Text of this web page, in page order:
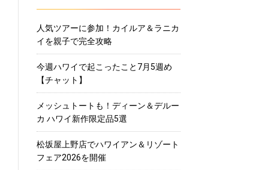
人気ツアーに参加！カイルア＆ラニカ
イを親子で完全攻略
今週ハワイで起こったこと7月5週め
【チャット】
メッシュトートも！ディーン＆デルー
カ ハワイ新作限定品5選
松坂屋上野店でハワイアン＆リゾート
フェア2026を開催